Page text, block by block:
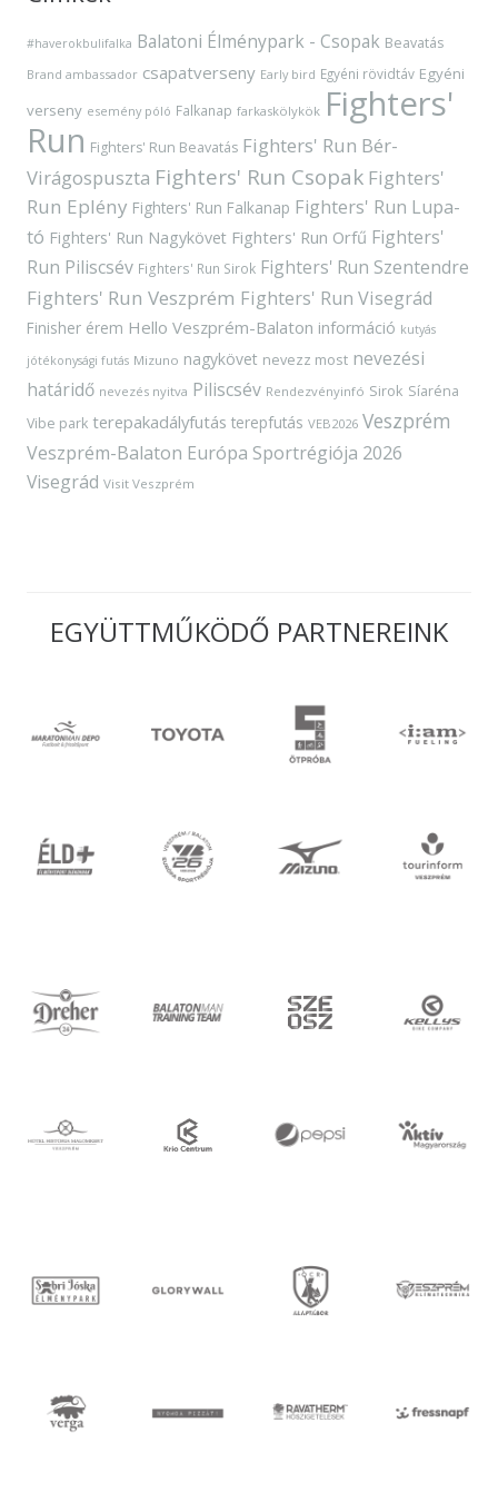
#haverokbulifalka Balatoni Élménypark - Csopak Beavatás
Brand ambassador csapatverseny Early bird Egyéni rövidtáv Egyéni
verseny esemény póló Falkanap farkaskölykök Fighters'
Run Fighters' Run Beavatás Fighters' Run Bér-
Virágospuszta Fighters' Run Csopak Fighters'
Run Eplény Fighters' Run Falkanap Fighters' Run Lupa-
tó Fighters' Run Nagykövet Fighters' Run Orfű Fighters'
Run Piliscsév Fighters' Run Sirok Fighters' Run Szentendre
Fighters' Run Veszprém Fighters' Run Visegrád
Finisher érem Hello Veszprém-Balaton információ kutyás
jótékonysági futás Mizuno nagykövet nevezz most nevezési
határidő nevezés nyitva Piliscsév Rendezvényinfó Sirok Síaréna
Vibe park terepakadályfutás terepfutás VEB2026 Veszprém
Veszprém-Balaton Európa Sportrégiója 2026
Visegrád Visit Veszprém
EGYÜTTMŰKÖDŐ PARTNEREINK